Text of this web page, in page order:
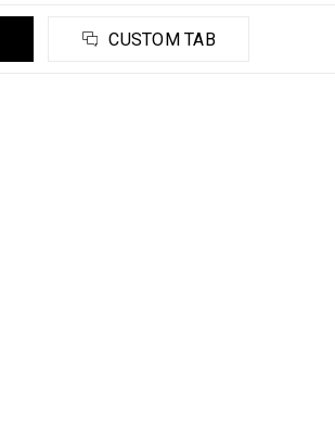
CUSTOM TAB